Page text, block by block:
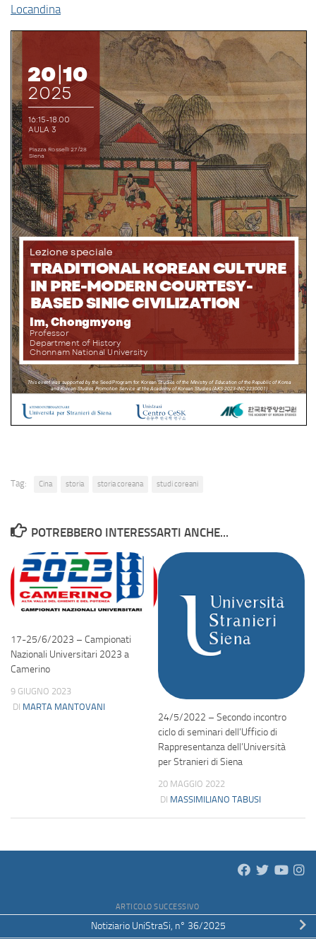
Locandina
Tag: Cina storia storia coreana studi coreani
POTREBBERO INTERESSARTI ANCHE...
17-25/6/2023 – Campionati
Nazionali Universitari 2023 a
Camerino
9 GIUGNO 2023
DI MARTA MANTOVANI
24/5/2022 – Secondo incontro
ciclo di seminari dell’Ufficio di
Rappresentanza dell’Università
per Stranieri di Siena
20 MAGGIO 2022
DI MASSIMILIANO TABUSI
ARTICOLO SUCCESSIVO
Notiziario UniStraSi, n° 36/2025